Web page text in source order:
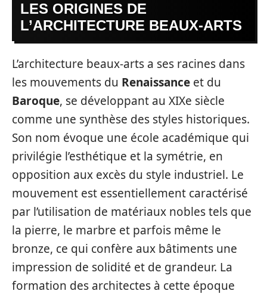
LES ORIGINES DE
L’ARCHITECTURE BEAUX-ARTS
L’architecture beaux-arts a ses racines dans
les mouvements du Renaissance et du
Baroque, se développant au XIXe siècle
comme une synthèse des styles historiques.
Son nom évoque une école académique qui
privilégie l’esthétique et la symétrie, en
opposition aux excès du style industriel. Le
mouvement est essentiellement caractérisé
par l’utilisation de matériaux nobles tels que
la pierre, le marbre et parfois même le
bronze, ce qui confère aux bâtiments une
impression de solidité et de grandeur. La
formation des architectes à cette époque